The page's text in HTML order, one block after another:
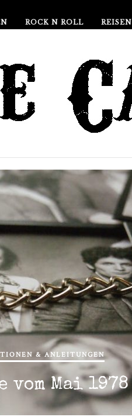
ROCK N ROLL REISEN
& ANLEITUNGEN
vom Mai 1978